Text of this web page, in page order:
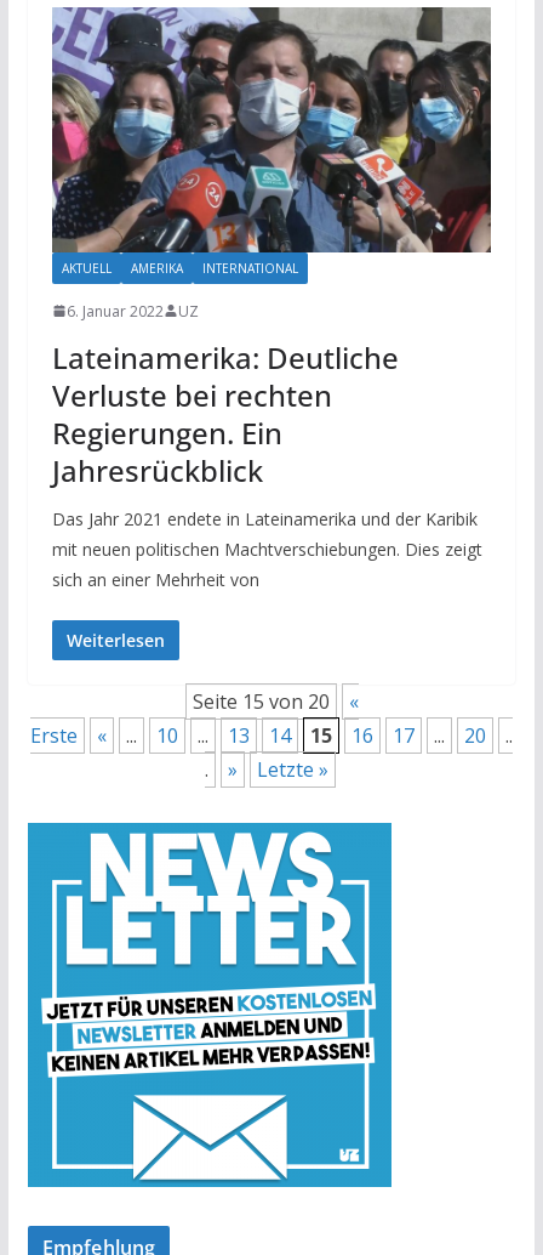
AKTUELL AMERIKA INTERNATIONAL
6. Januar 2022 UZ
Lateinamerika: Deutliche
Verluste bei rechten
Regierungen. Ein
Jahresrückblick
Das Jahr 2021 endete in Lateinamerika und der Karibik
mit neuen politischen Machtverschiebungen. Dies zeigt
sich an einer Mehrheit von
Weiterlesen
Seite 15 von 20
«
Erste
« ... 10 ... 13 14 15 16 17 ... 20
..
.
» Letzte »
Empfehlung